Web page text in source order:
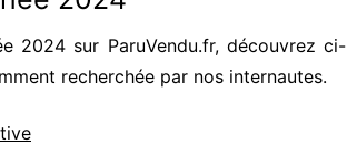
2024 sur ParuVendu.fr, découvrez ci-
recherchée par nos internautes.